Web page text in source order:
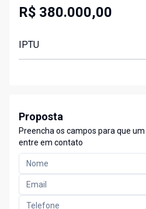
R$ 380.000,00
IPTU
Proposta
Preencha os campos para que
entre em contato